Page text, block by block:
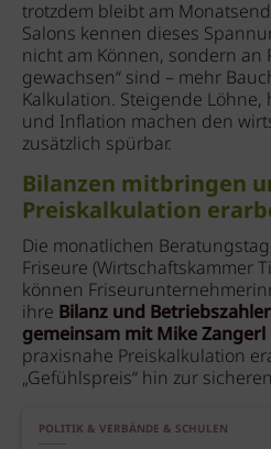
trotzdem bleibt am
Salons kennen dieses
nicht am Können, sondern an
gewachsen“ sind – mehr
Kalkulation. Steigende
und Inflation machen den
zusätzlich spürbar.
Bilanzen mitbringen
Preiskalkulation
Die monatlichen
Friseure (Wirtschaftskammer
können
ihre Bilanz und
gemeinsam mit Mike Zangerl
praxisnahe Preiskalkulation
„Gefühlspreis“ hin zur
POLITIK & VERBÄNDE & SCHULEN